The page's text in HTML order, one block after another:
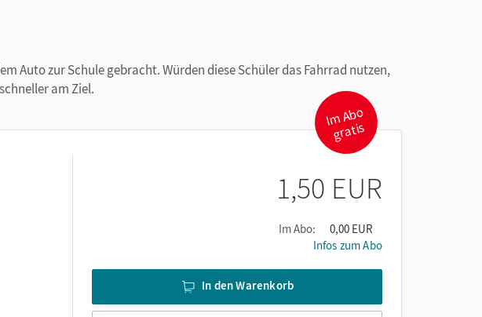
Auto zur Schule gebracht. Würden diese Schüler das Fahrrad nutzen,
am Ziel.
I
m
A
b
o
gr
atis
1,50 EUR
Im Abo:
0,00 EUR
Infos zum Abo
In den Warenkorb